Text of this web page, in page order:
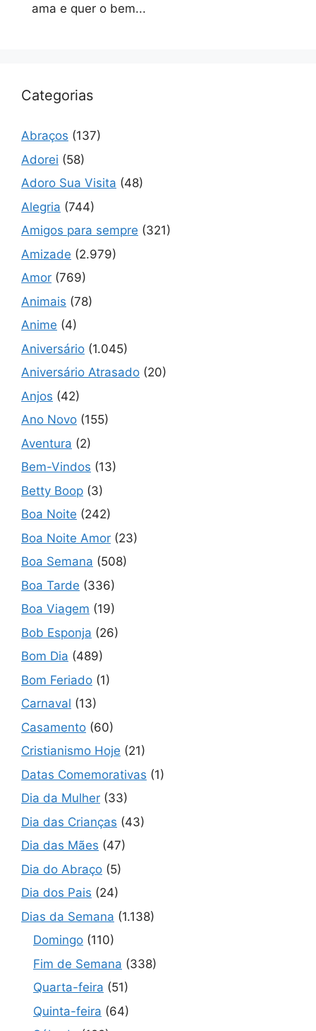
ama e quer o bem...
Categorias
Abraços (137)
Adorei (58)
Adoro Sua Visita (48)
Alegria (744)
Amigos para sempre (321)
Amizade (2.979)
Amor (769)
Animais (78)
Anime (4)
Aniversário (1.045)
Aniversário Atrasado (20)
Anjos (42)
Ano Novo (155)
Aventura (2)
Bem-Vindos (13)
Betty Boop (3)
Boa Noite (242)
Boa Noite Amor (23)
Boa Semana (508)
Boa Tarde (336)
Boa Viagem (19)
Bob Esponja (26)
Bom Dia (489)
Bom Feriado (1)
Carnaval (13)
Casamento (60)
Cristianismo Hoje (21)
Datas Comemorativas (1)
Dia da Mulher (33)
Dia das Crianças (43)
Dia das Mães (47)
Dia do Abraço (5)
Dia dos Pais (24)
Dias da Semana (1.138)
Domingo (110)
Fim de Semana (338)
Quarta-feira (51)
Quinta-feira (64)